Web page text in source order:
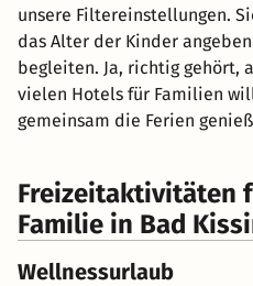
unsere Filtereinstellungen.
das Alter der Kinder
begleiten. Ja, richtig gehört,
vielen Hotels für Familien
gemeinsam die Ferien
Freizeitaktivitäten
Familie in Bad
Wellnessurlaub